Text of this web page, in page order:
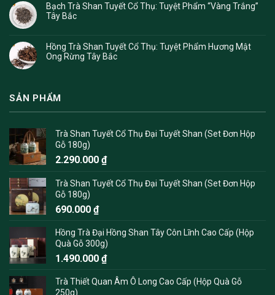
Bạch Trà Shan Tuyết Cổ Thụ: Tuyệt Phẩm “Vàng Trắng”
Tây Bắc
Hồng Trà Shan Tuyết Cổ Thụ: Tuyệt Phẩm Hương Mật
Ong Rừng Tây Bắc
SẢN PHẨM
Trà Shan Tuyết Cổ Thụ Đại Tuyết Shan (Set Đơn Hộp
Gỗ 180g)
2.290.000 ₫
Trà Shan Tuyết Cổ Thụ Đại Tuyết Shan (Set Đơn Hộp
Gỗ 180g)
690.000 ₫
Hồng Trà Đại Hồng Shan Tây Côn Lĩnh Cao Cấp (Hộp
Quà Gỗ 300g)
1.490.000 ₫
Trà Thiết Quan Âm Ô Long Cao Cấp (Hộp Quà Gỗ
250g)